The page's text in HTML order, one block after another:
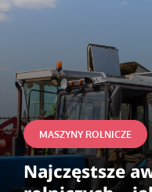
MASZYNY ROLNICZE
Najczęstsze